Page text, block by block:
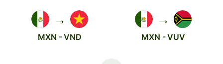
→
MXN - VND
→
MXN - VUV